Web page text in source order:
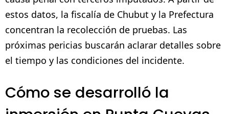
estos datos, la fiscalía de Chubut y la Prefectura
concentran la recolección de pruebas. Las
próximas pericias buscarán aclarar detalles sobre
el tiempo y las condiciones del incidente.
Cómo se desarrolló la